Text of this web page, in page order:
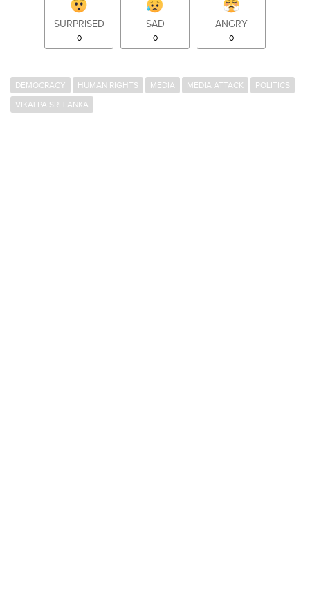
SURPRISED
0
SAD
0
ANGRY
0
DEMOCRACY HUMAN RIGHTS MEDIA MEDIA ATTACK
POLITICS
VIKALPA SRI LANKA